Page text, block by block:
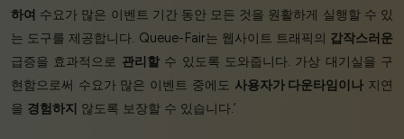
하여 수요가 많은 이벤트 기간 동안 모든 것을 원활하게 실행할 수 있
는 도구를 제공합니다. Queue-Fair는 웹사이트 트래픽의 갑작스러운
급증을 효과적으로 관리할수 있도록 도와줍니다. 가상 대기실을 구
현함으로써 수요가 많은 이벤트 중에도 사용자가 다운타임이나 지연
을 경험하지 않도록 보장할 수 있습니다.’